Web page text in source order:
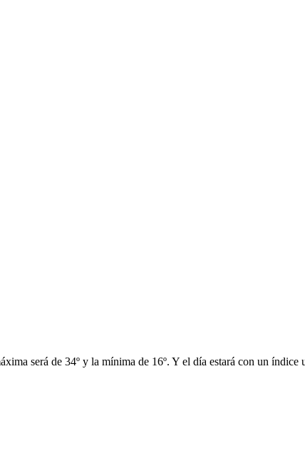
será de 34º y la mínima de 16º. Y el día estará con un índice